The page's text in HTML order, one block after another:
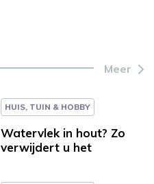
Meer
HUIS, TUIN & HOBBY
Watervlek in hout? Zo
verwijdert u het